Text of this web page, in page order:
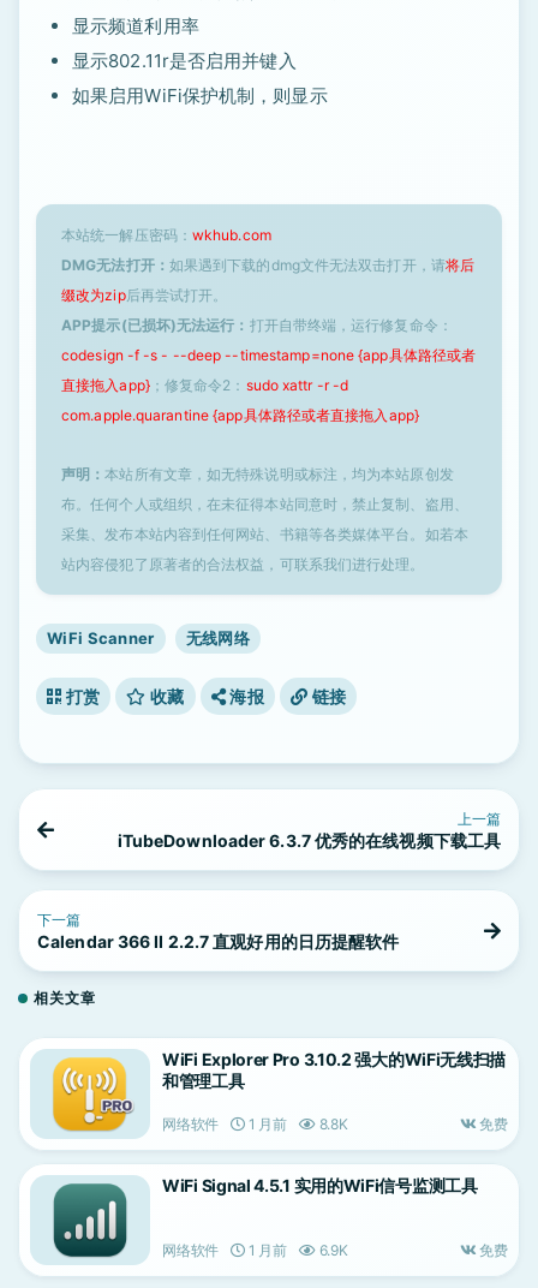
显示频道利用率
显示802.11r是否启用并键入
如果启用WiFi保护机制，则显示
本站统一解压密码： wkhub.com
DMG无法打开： 如果遇到下载的dmg文件无法双击打开，请将后
缀改为zip后再尝试打开。
APP提示(已损坏)无法运行： 打开自带终端，运行修复命令：
codesign -f -s - --deep --timestamp=none {app具体路径或者
直接拖入app}；修复命令2： sudo xattr -r -d
com.apple.quarantine {app具体路径或者直接拖入app}
声明：本站所有文章，如无特殊说明或标注，均为本站原创发
布。任何个人或组织，在未征得本站同意时，禁止复制、盗用、
采集、发布本站内容到任何网站、书籍等各类媒体平台。如若本
站内容侵犯了原著者的合法权益，可联系我们进行处理。
WiFi Scanner 无线网络
打赏 收藏 海报 链接
上一篇
iTubeDownloader 6.3.7 优秀的在线视频下载工具
下一篇
Calendar 366 II 2.2.7 直观好用的日历提醒软件
相关文章
WiFi Explorer Pro 3.10.2 强大的WiFi无线扫描
和管理工具
网络软件 1 月前 8.8K 免费
WiFi Signal 4.5.1 实用的WiFi信号监测工具
网络软件 1 月前 6.9K 免费